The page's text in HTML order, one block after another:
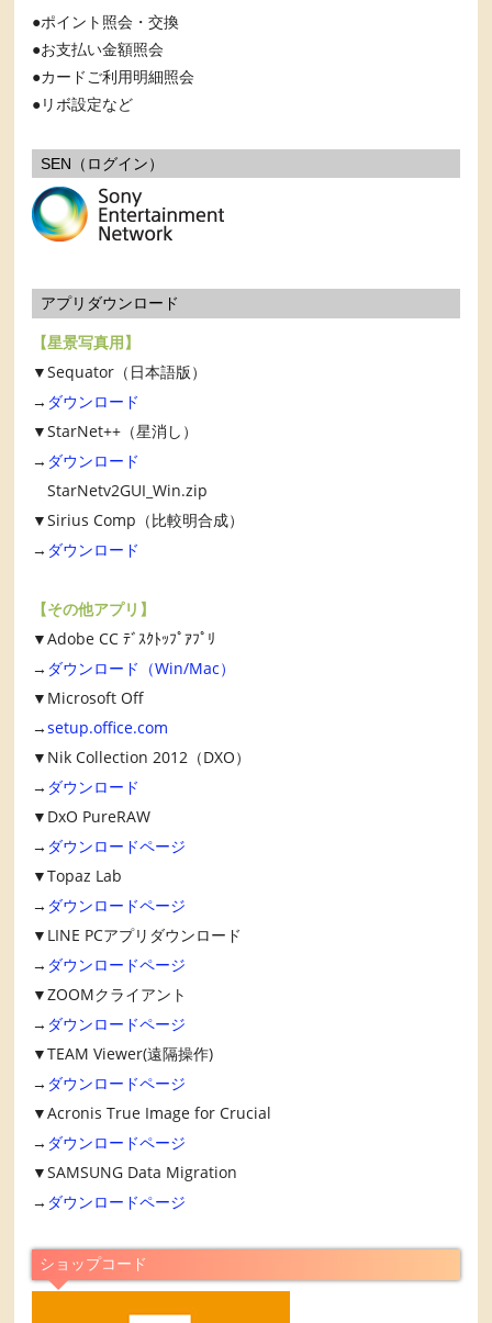
ポイント照会・交換
お支払い金額照会
カードご利用明細照会
リボ設定など
SEN（ログイン）
アプリダウンロード
【星景写真用】
▼Sequator（日本語版）
→ ダウンロード
▼StarNet++（星消し）
→ ダウンロード
StarNetv2GUI_Win.zip
▼Sirius Comp（比較明合成）
→ ダウンロード
【その他アプリ】
▼Adobe CC ﾃﾞｽｸﾄｯﾌﾟｱﾌﾟﾘ
→ ダウンロード（Win/Mac）
▼Microsoft Off
→setup.office.com
▼Nik Collection 2012（DXO）
→ ダウンロード
▼DxO PureRAW
→ ダウンロードページ
▼Topaz Lab
→ ダウンロードページ
▼LINE PCアプリダウンロード
→ ダウンロードページ
▼ZOOMクライアント
→ ダウンロードページ
▼TEAM Viewer(遠隔操作)
→ ダウンロードページ
▼Acronis True Image for Crucial
→ ダウンロードページ
▼SAMSUNG Data Migration
→ ダウンロードページ
ショップコード